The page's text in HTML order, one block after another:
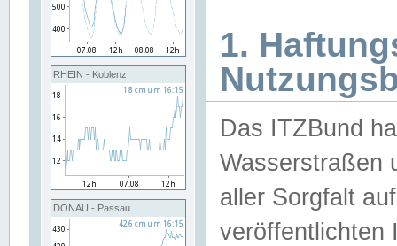
RHEIN - Koblenz
DONAU - Passau
1.
Das ITZBund
Wasserstraßen
aller Sorgfalt
veröffentlichten